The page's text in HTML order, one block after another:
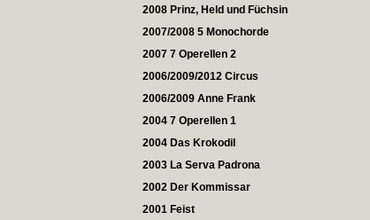
2008 Prinz, Held und Füchsin
2007/2008 5 Monochorde
2007 7 Operellen 2
2006/2009/2012 Circus
2006/2009 Anne Frank
2004 7 Operellen 1
2004 Das Krokodil
2003 La Serva Padrona
2002 Der Kommissar
2001 Feist